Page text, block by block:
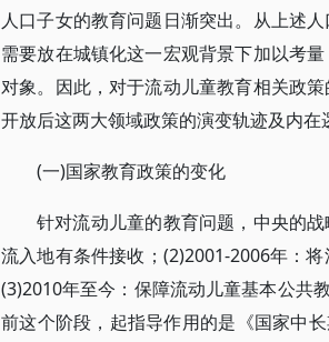
人口子女的教育问题日渐突出。从上述
需要放在城镇化这一宏观背景下加以考
对象。因此，对于流动儿童教育相关政
开放后这两大领域政策的演变轨迹及内在
(一)国家教育政策的变化
针对流动儿童的教育问题，中央的
流入地有条件接收；(2)2001-2006年：
(3)2010年至今：保障流动儿童基本公共
前这个阶段，起指导作用的是《国家中